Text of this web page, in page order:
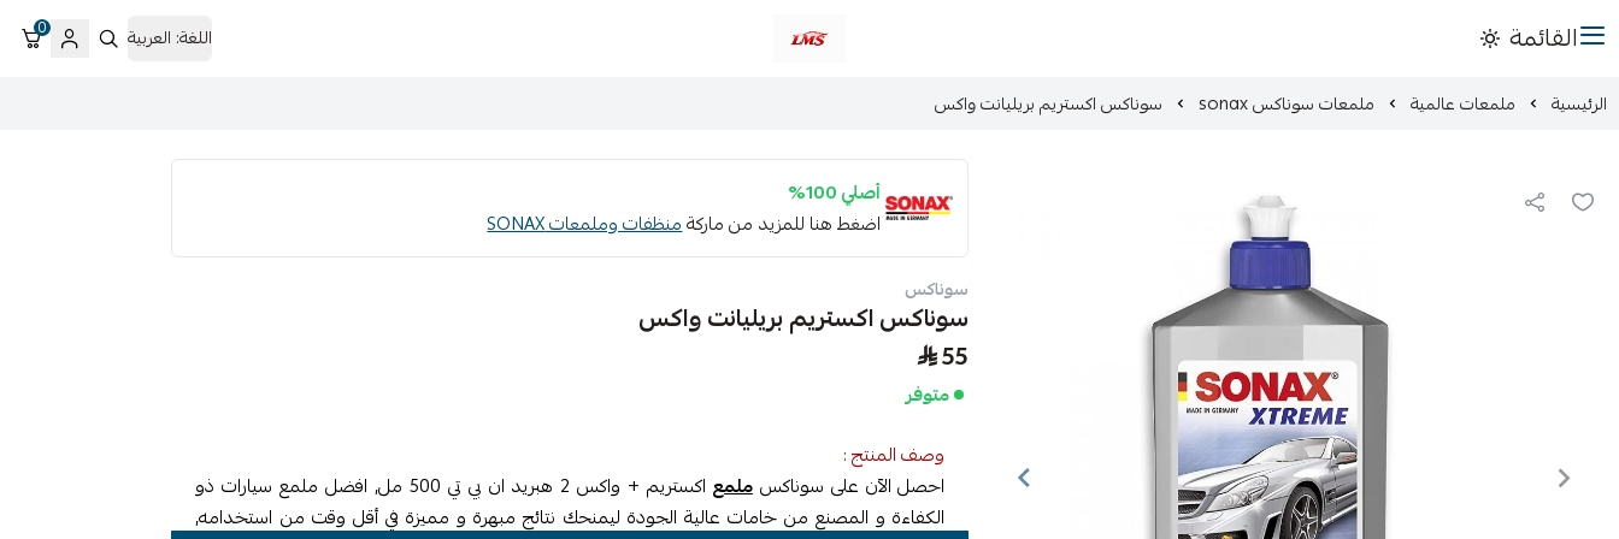
القائمة متجر لمسات الشرقية لزينة سيارات LMS اللغة: العربية 0
الرئيسية ملمعات عالمية ملمعات سوناكس sonax سوناكس اكستريم بريليانت واكس
أصلي 100%
اضغط هنا للمزيد من ماركةمنظفات وملمعات SONAX
سوناكس
سوناكس اكستريم بريليانت واكس
55
متوفر
وصف المنتج :
احصل الآن على سوناكسملمع
اكستريم + واكس 2 هبريد ان بي تي 500 مل, افضل ملمع سيارات ذو
الكفاءة و المصنع من خامات عالية الجودة ليمنحك نتائج مبهرة و مميزة في أقل وقت من استخدامه,